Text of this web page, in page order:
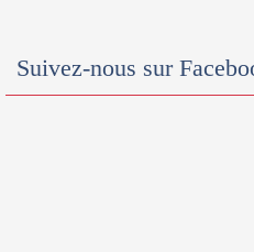
Suivez-nous sur